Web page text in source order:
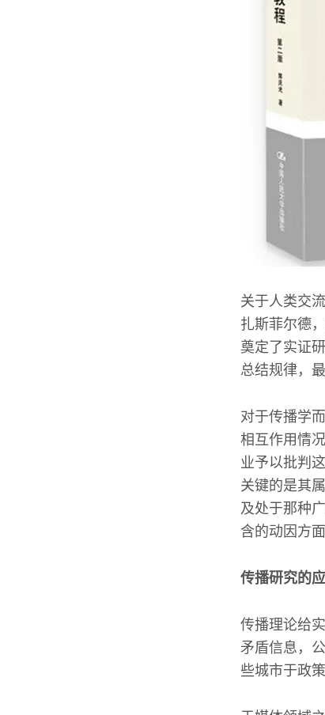
关于人类交
扎斯菲尔德
奠定了实证
总结规律，
对于传播学
相互作用情
业予以批判
关键的是其
及处于那种
含的动因方面
传播研究的
传播理论给
矛盾信息，
些城市于政